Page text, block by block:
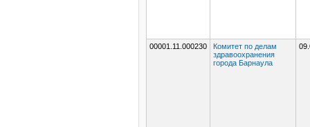
00001.11.000230
Комитет по делам
здравоохранения
города Барнаула